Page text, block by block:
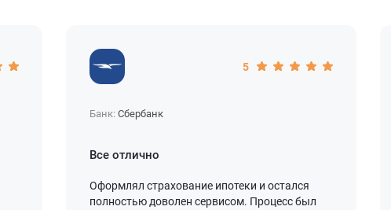
5
Банк: Сбербанк
Все отлично
Оформлял страхование ипотеки и остался
полностью доволен сервисом. Процесс был